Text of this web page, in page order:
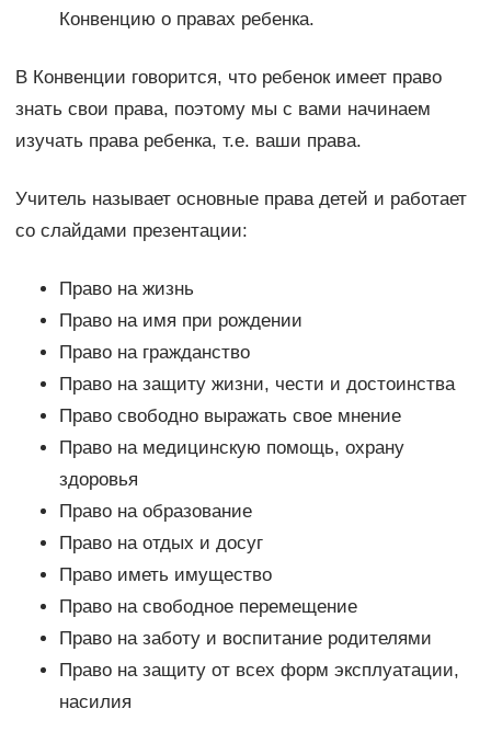
Конвенцию о правах ребенка.
В Конвенции говорится, что ребенок имеет право
знать свои права, поэтому мы с вами начинаем
изучать права ребенка, т.е. ваши права.
Учитель называет основные права детей и работает
со слайдами презентации:
Право на жизнь
Право на имя при рождении
Право на гражданство
Право на защиту жизни, чести и достоинства
Право свободно выражать свое мнение
Право на медицинскую помощь, охрану
здоровья
Право на образование
Право на отдых и досуг
Право иметь имущество
Право на свободное перемещение
Право на заботу и воспитание родителями
Право на защиту от всех форм эксплуатации,
насилия